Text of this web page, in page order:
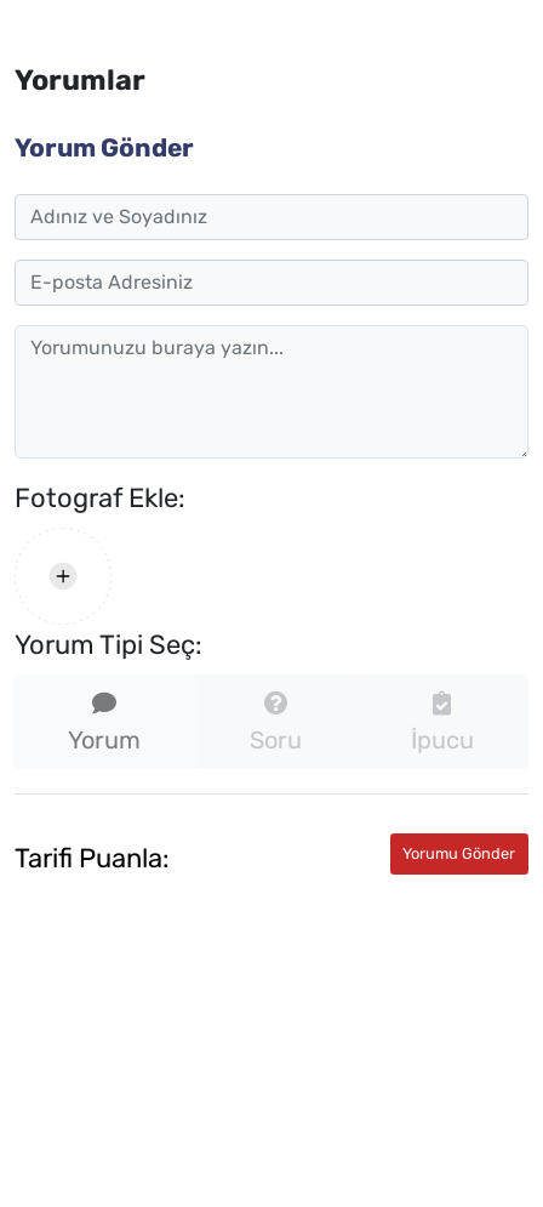
Yorumlar
Yorum Gönder
Fotograf Ekle:
Yorum Tipi Seç:
Yorum Soru İpucu
Tarifi Puanla: